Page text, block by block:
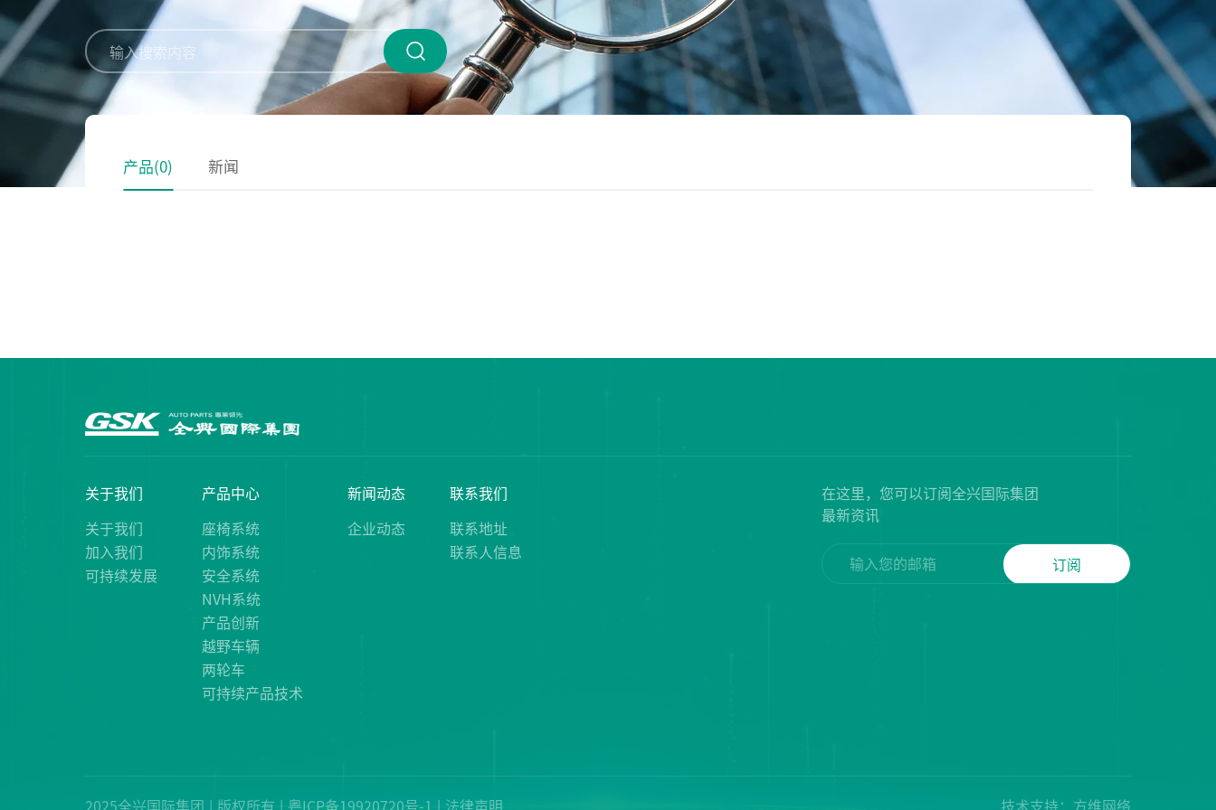
产品(0) 新闻
关于我们
关于我们
加入我们
可持续发展
产品中心
座椅系统
内饰系统
安全系统
NVH系统
产品创新
越野车辆
两轮车
可持续产品技术
新闻动态
企业动态
联系我们
联系地址
联系人信息
在这里，您可以订阅全兴国际集团
最新资讯
订阅
2025全兴国际集团 版权所有 粤ICP备19920720号-1 法律声明 技术支持：方维网络